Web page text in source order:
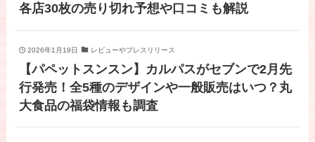
各店30枚の売り切れ予想や口コミも解説
2026年1月19日 レビューやプレスリリース
【パペットスンスン】カルパスがセブンで2月先
行発売！全5種のデザインや一般販売はいつ？丸
大食品の福袋情報も調査